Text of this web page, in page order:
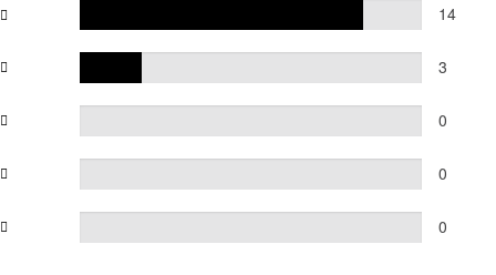
14
3
0
0
0